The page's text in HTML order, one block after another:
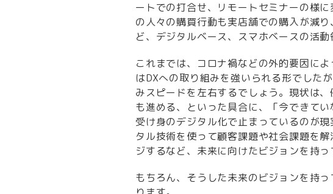
ートでの打合せ、リモートセミナーの様
の人々の購買行動も実店舗での購入が減
ど、デジタルベース、スマホベースの活動
これまでは、コロナ禍などの外的要因に
はDXへの取り組みを強いられる形でした
みスピードを左右するでしょう。現状は
も進める、といった具合に、「今できて
受け身のデジタル化で止まっているのが
タル技術を使って顧客課題や社会課題を
ジするなど、未来に向けたビジョンを持
もちろん、そうした未来のビジョンを持